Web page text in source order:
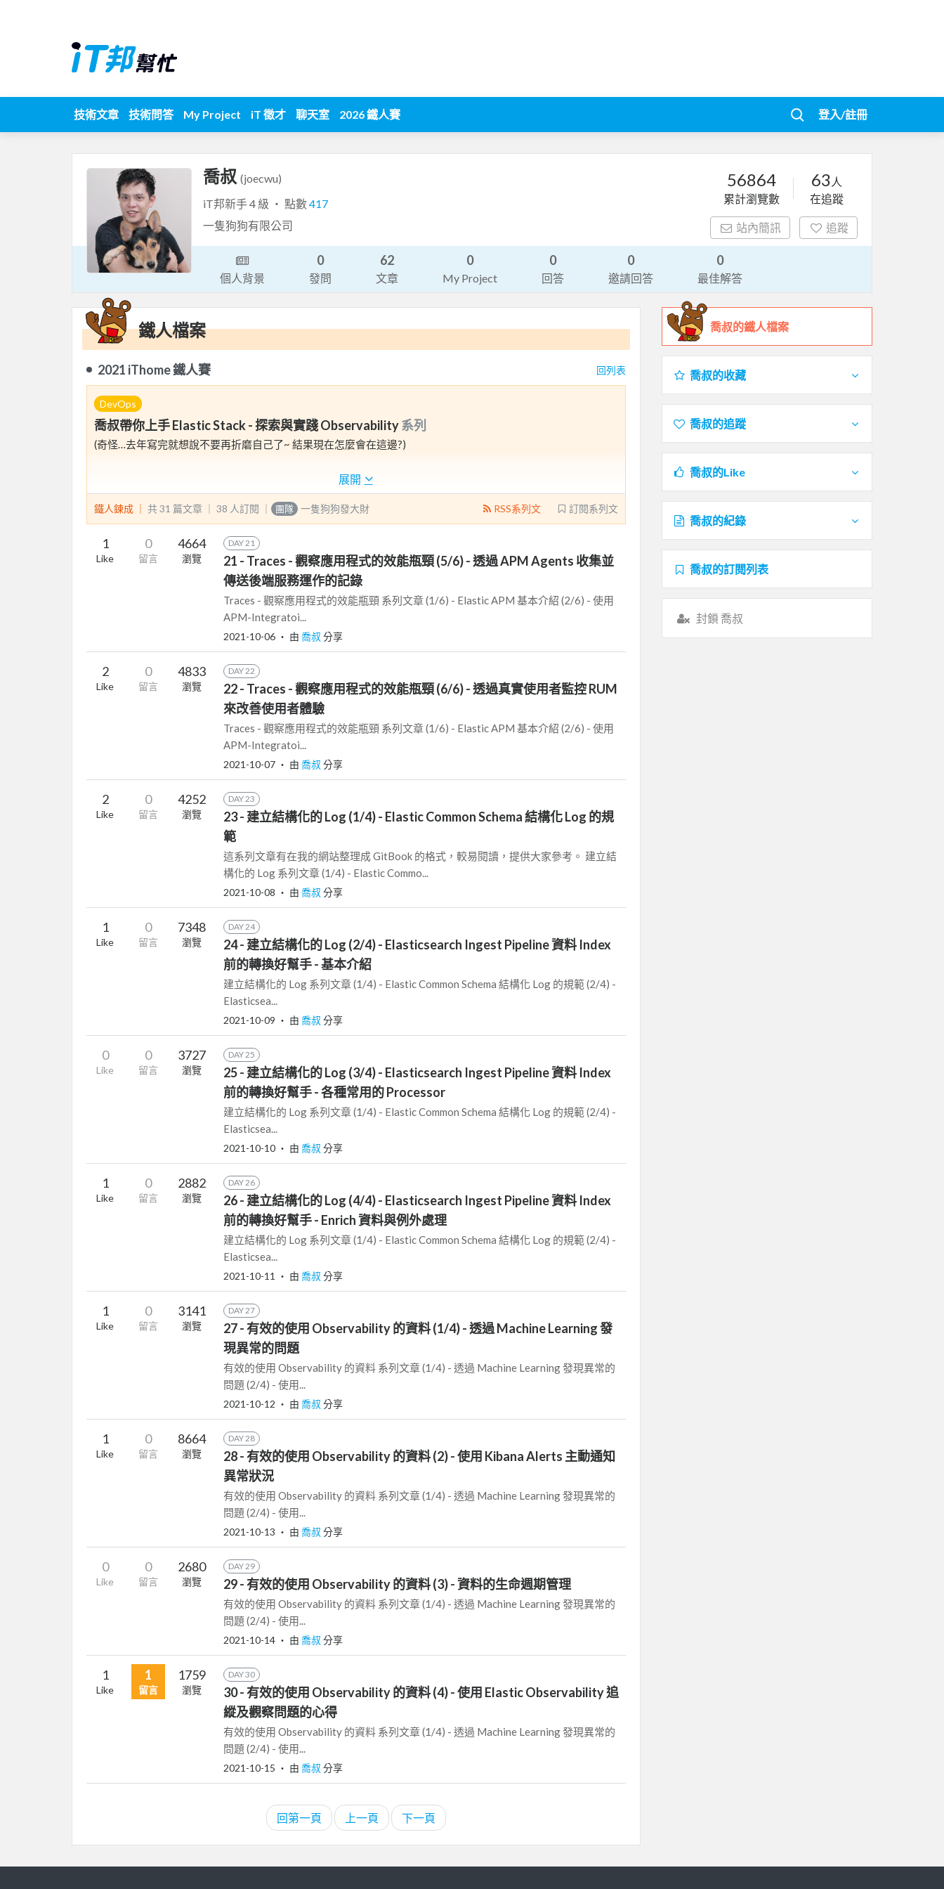
技術文章 技術問答 My Project iT 徵才 聊天室 2026 鐵人賽 登入/註冊
喬叔 (joecwu)
iT邦新手 4 級 ‧ 點數417
一隻狗狗有限公司
56864
累計瀏覽數
63 人
在追蹤
站內簡訊 追蹤
個人背景
0
發問
62
文章
0
My Project
0
回答
0
邀請回答
0
最佳解答
鐵人檔案
2021 iThome 鐵人賽 回列表
DevOps
喬叔帶你上手 Elastic Stack - 探索與實踐 Observability系列
(奇怪…去年寫完就想說不要再折磨自己了~ 結果現在怎麼會在這邊?)
這次的主題會以 Observability 為主軸，告訴大家如何使用 Elastic 的解決方案來達到這件事。
展開
鐵人鍊成 ｜ 共 31 篇文章 ｜ 38 人訂閱 訂閱系列文
RSS系列文
團隊 一隻狗狗發大財
1
Like
0
留言
4664
瀏覽
DAY 21
21 - Traces - 觀察應用程式的效能瓶頸 (5/6) - 透過 APM Agents 收集並
傳送後端服務運作的記錄
Traces - 觀察應用程式的效能瓶頸 系列文章 (1/6) - Elastic APM 基本介紹 (2/6) - 使用
APM-Integratoi...
2021-10-06 ‧ 由 喬叔 分享
2
Like
0
留言
4833
瀏覽
DAY 22
22 - Traces - 觀察應用程式的效能瓶頸 (6/6) - 透過真實使用者監控 RUM
來改善使用者體驗
Traces - 觀察應用程式的效能瓶頸 系列文章 (1/6) - Elastic APM 基本介紹 (2/6) - 使用
APM-Integratoi...
2021-10-07 ‧ 由 喬叔 分享
2
Like
0
留言
4252
瀏覽
DAY 23
23 - 建立結構化的 Log (1/4) - Elastic Common Schema 結構化 Log 的規
範
這系列文章有在我的網站整理成 GitBook 的格式，較易閱讀，提供大家參考。 建立結
構化的 Log 系列文章 (1/4) - Elastic Commo...
2021-10-08 ‧ 由 喬叔 分享
1
Like
0
留言
7348
瀏覽
DAY 24
24 - 建立結構化的 Log (2/4) - Elasticsearch Ingest Pipeline 資料 Index
前的轉換好幫手 - 基本介紹
建立結構化的 Log 系列文章 (1/4) - Elastic Common Schema 結構化 Log 的規範 (2/4) -
Elasticsea...
2021-10-09 ‧ 由 喬叔 分享
0
Like
0
留言
3727
瀏覽
DAY 25
25 - 建立結構化的 Log (3/4) - Elasticsearch Ingest Pipeline 資料 Index
前的轉換好幫手 - 各種常用的 Processor
建立結構化的 Log 系列文章 (1/4) - Elastic Common Schema 結構化 Log 的規範 (2/4) -
Elasticsea...
2021-10-10 ‧ 由 喬叔 分享
1
Like
0
留言
2882
瀏覽
DAY 26
26 - 建立結構化的 Log (4/4) - Elasticsearch Ingest Pipeline 資料 Index
前的轉換好幫手 - Enrich 資料與例外處理
建立結構化的 Log 系列文章 (1/4) - Elastic Common Schema 結構化 Log 的規範 (2/4) -
Elasticsea...
2021-10-11 ‧ 由 喬叔 分享
1
Like
0
留言
3141
瀏覽
DAY 27
27 - 有效的使用 Observability 的資料 (1/4) - 透過 Machine Learning 發
現異常的問題
有效的使用 Observability 的資料 系列文章 (1/4) - 透過 Machine Learning 發現異常的
問題 (2/4) - 使用...
2021-10-12 ‧ 由 喬叔 分享
1
Like
0
留言
8664
瀏覽
DAY 28
28 - 有效的使用 Observability 的資料 (2) - 使用 Kibana Alerts 主動通知
異常狀況
有效的使用 Observability 的資料 系列文章 (1/4) - 透過 Machine Learning 發現異常的
問題 (2/4) - 使用...
2021-10-13 ‧ 由 喬叔 分享
0
Like
0
留言
2680
瀏覽
DAY 29
29 - 有效的使用 Observability 的資料 (3) - 資料的生命週期管理
有效的使用 Observability 的資料 系列文章 (1/4) - 透過 Machine Learning 發現異常的
問題 (2/4) - 使用...
2021-10-14 ‧ 由 喬叔 分享
1
Like
1
留言
1759
瀏覽
DAY 30
30 - 有效的使用 Observability 的資料 (4) - 使用 Elastic Observability 追
縱及觀察問題的心得
有效的使用 Observability 的資料 系列文章 (1/4) - 透過 Machine Learning 發現異常的
問題 (2/4) - 使用...
2021-10-15 ‧ 由 喬叔 分享
回第一頁 上一頁 下一頁
喬叔的鐵人檔案
喬叔的收藏
喬叔的追蹤
喬叔的Like
喬叔的紀錄
喬叔的訂閱列表
封鎖 喬叔